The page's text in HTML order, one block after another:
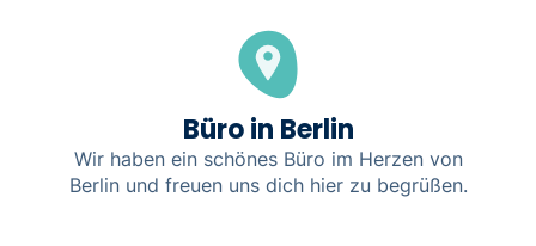
Büro in Berlin
Wir haben ein schönes Büro im Herzen von
Berlin und freuen uns dich hier zu begrüßen.